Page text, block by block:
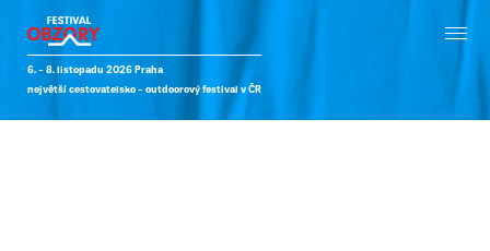
6. - 8. listopadu 2026 Praha
největší cestovatelsko - outdoorový festival v ČR